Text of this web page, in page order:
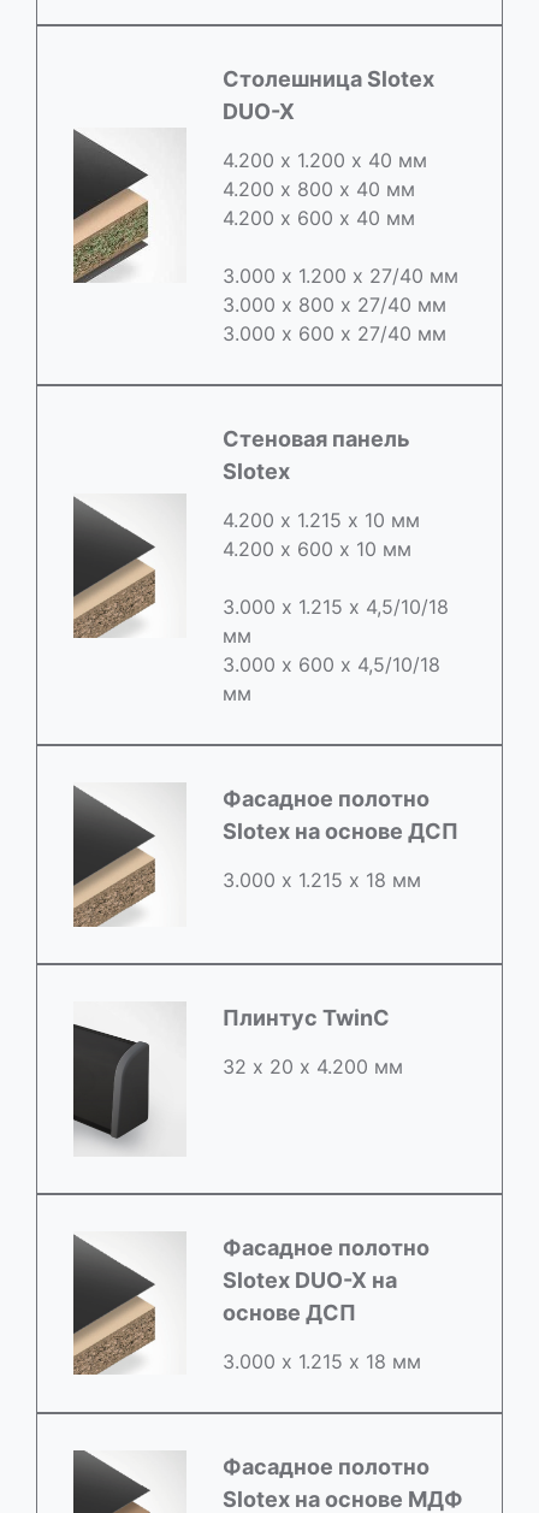
Cтолешница Slotex
DUO-X
4.200 х 1.200 х 40 мм
4.200 х 800 х 40 мм
4.200 х 600 х 40 мм
3.000 х 1.200 х 27/40 мм
3.000 х 800 х 27/40 мм
3.000 х 600 х 27/40 мм
Стеновая панель
Slotex
4.200 х 1.215 х 10 мм
4.200 х 600 х 10 мм
3.000 х 1.215 х 4,5/10/18
мм
3.000 х 600 х 4,5/10/18
мм
Фасадное полотно
Slotex на основе ДСП
3.000 х 1.215 х 18 мм
Плинтус TwinC
32 х 20 х 4.200 мм
Фасадное полотно
Slotex DUO-X на
основе ДСП
3.000 х 1.215 х 18 мм
Фасадное полотно
Slotex на основе МДФ